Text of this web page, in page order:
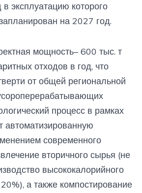
эксплуатацию которого
на 2027 год.
мощность– 600 тыс. т
отходов в год, что
от общей региональной
процесс в рамках
автоматизированную
современного
вторичного сырья (не
высококалорийного
а также компостирование